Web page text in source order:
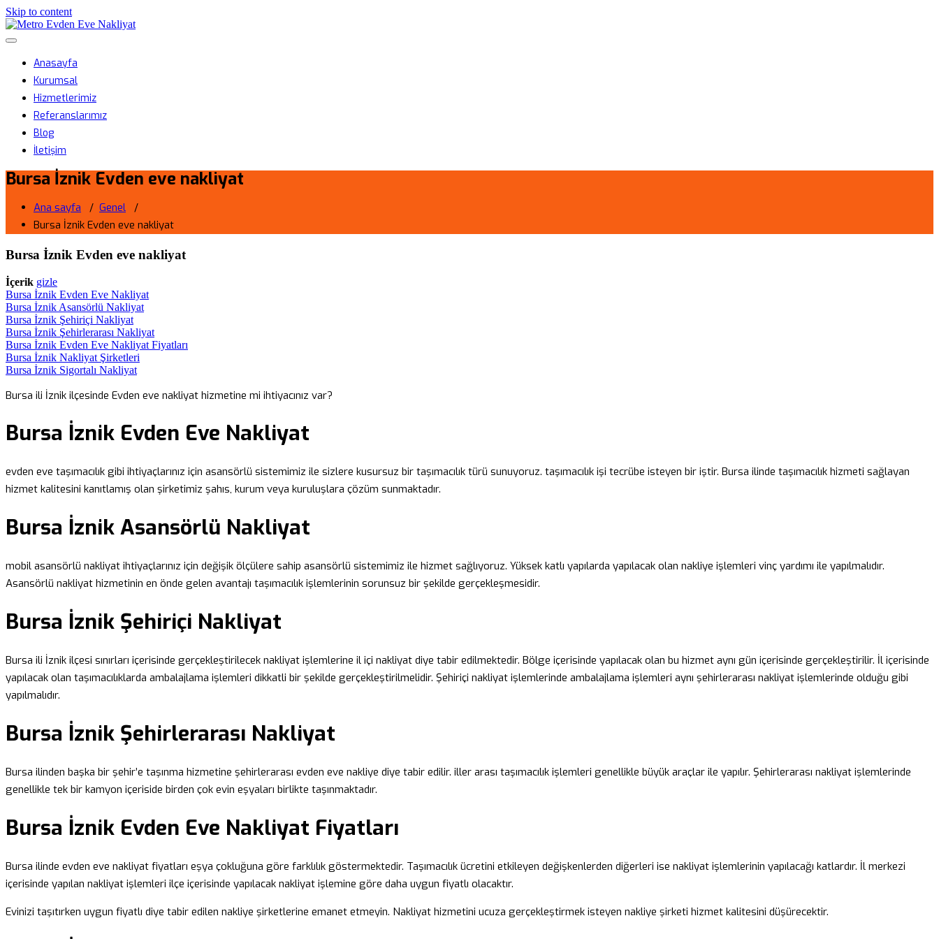
Skip to content
Metro Evden Eve Nakliyat
Anasayfa
Kurumsal
Hizmetlerimiz
Referanslarımız
Blog
İletişim
Bursa İznik Evden eve nakliyat
Ana sayfa / Genel /
Bursa İznik Evden eve nakliyat
Bursa İznik Evden eve nakliyat
İçerik gizle
Bursa İznik Evden Eve Nakliyat
Bursa İznik Asansörlü Nakliyat
Bursa İznik Şehiriçi Nakliyat
Bursa İznik Şehirlerarası Nakliyat
Bursa İznik Evden Eve Nakliyat Fiyatları
Bursa İznik Nakliyat Şirketleri
Bursa İznik Sigortalı Nakliyat
Bursa ili İznik ilçesinde Evden eve nakliyat hizmetine mi ihtiyacınız var?
Bursa İznik Evden Eve Nakliyat
evden eve taşımacılık gibi ihtiyaçlarınız için asansörlü sistemimiz ile sizlere kusursuz bir taşımacılık türü sunuyoruz. taşımacılık işi tecrübe isteyen bir iştir. Bursa ilinde taşımacılık hizmeti sağlayan
hizmet kalitesini kanıtlamış olan şirketimiz şahıs, kurum veya kuruluşlara çözüm sunmaktadır.
Bursa İznik Asansörlü Nakliyat
mobil asansörlü nakliyat ihtiyaçlarınız için değişik ölçülere sahip asansörlü sistemimiz ile hizmet sağlıyoruz. Yüksek katlı yapılarda yapılacak olan nakliye işlemleri vinç yardımı ile yapılmalıdır.
Asansörlü nakliyat hizmetinin en önde gelen avantajı taşımacılık işlemlerinin sorunsuz bir şekilde gerçekleşmesidir.
Bursa İznik Şehiriçi Nakliyat
Bursa ili İznik ilçesi sınırları içerisinde gerçekleştirilecek nakliyat işlemlerine il içi nakliyat diye tabir edilmektedir. Bölge içerisinde yapılacak olan bu hizmet aynı gün içerisinde gerçekleştirilir. İl içerisinde
yapılacak olan taşımacılıklarda ambalajlama işlemleri dikkatli bir şekilde gerçekleştirilmelidir. Şehiriçi nakliyat işlemlerinde ambalajlama işlemleri aynı şehirlerarası nakliyat işlemlerinde olduğu gibi
yapılmalıdır.
Bursa İznik Şehirlerarası Nakliyat
Bursa ilinden başka bir şehir’e taşınma hizmetine şehirlerarası evden eve nakliye diye tabir edilir. iller arası taşımacılık işlemleri genellikle büyük araçlar ile yapılır. Şehirlerarası nakliyat işlemlerinde
genellikle tek bir kamyon içeriside birden çok evin eşyaları birlikte taşınmaktadır.
Bursa İznik Evden Eve Nakliyat Fiyatları
Bursa ilinde evden eve nakliyat fiyatları eşya çokluğuna göre farklılık göstermektedir. Taşımacılık ücretini etkileyen değişkenlerden diğerleri ise nakliyat işlemlerinin yapılacağı katlardır. İl merkezi
içerisinde yapılan nakliyat işlemleri ilçe içerisinde yapılacak nakliyat işlemine göre daha uygun fiyatlı olacaktır.
Evinizi taşıtırken uygun fiyatlı diye tabir edilen nakliye şirketlerine emanet etmeyin. Nakliyat hizmetini ucuza gerçekleştirmek isteyen nakliye şirketi hizmet kalitesini düşürecektir.